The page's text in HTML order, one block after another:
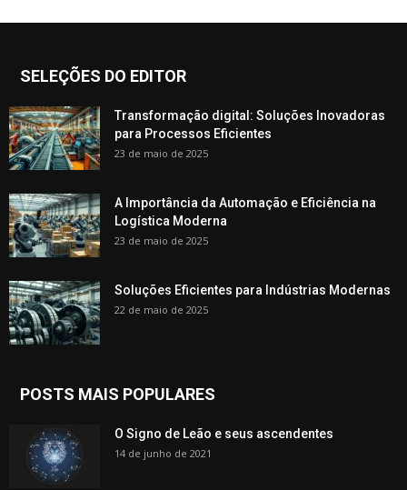
SELEÇÕES DO EDITOR
Transformação digital: Soluções Inovadoras
para Processos Eficientes
23 de maio de 2025
A Importância da Automação e Eficiência na
Logística Moderna
23 de maio de 2025
Soluções Eficientes para Indústrias Modernas
22 de maio de 2025
POSTS MAIS POPULARES
O Signo de Leão e seus ascendentes
14 de junho de 2021